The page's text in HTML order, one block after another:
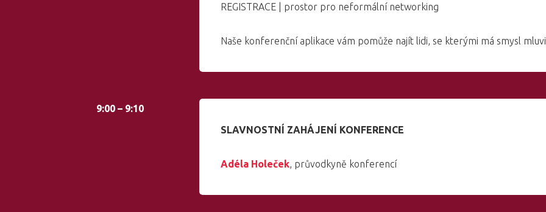
REGISTRACE | prostor pro neformální networking
Naše konferenční aplikace vám pomůže najít lidi, se kterými má smysl
9:00 – 9:10
SLAVNOSTNÍ ZAHÁJENÍ KONFERENCE
Adéla Holeček, průvodkyně konferencí